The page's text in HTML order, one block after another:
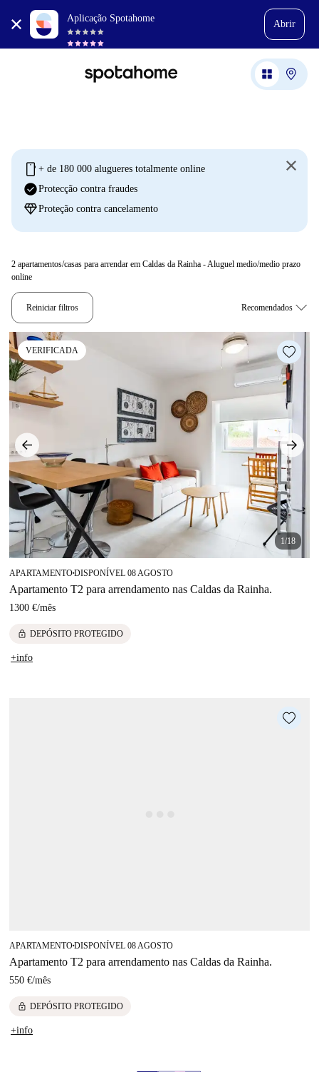
Aplicação Spotahome
Abrir
mobile + de 180 000 alugueres totalmente online
check_circleProtecção contra fraudes
diamondProteção contra cancelamento
2 apartamentos/casas para arrendar em Caldas da Rainha - Aluguel medio/medio prazo
online
Reiniciar filtros
VERIFICADA
1/18
APARTAMENTO■DISPONÍVEL 08 AGOSTO
Apartamento T2 para arrendamento nas Caldas da Rainha.
1300 €/mês
lock DEPÓSITO PROTEGIDO
+info
APARTAMENTO■DISPONÍVEL 08 AGOSTO
Apartamento T2 para arrendamento nas Caldas da Rainha.
550 €/mês
lock DEPÓSITO PROTEGIDO
+info